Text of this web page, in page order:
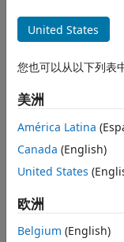
Hardware
Embedded Coder
ARM Cortex-A
ON THIS PAGE
Syntax
Description
Output Arguments
Version History
Add new build
expand all in
Syntax
obj =
Description
a new
property set to
new object to the
United States
您也可以从以下列表
美洲
América Latina
Canada (English)
United States
欧洲
Belgium (English)